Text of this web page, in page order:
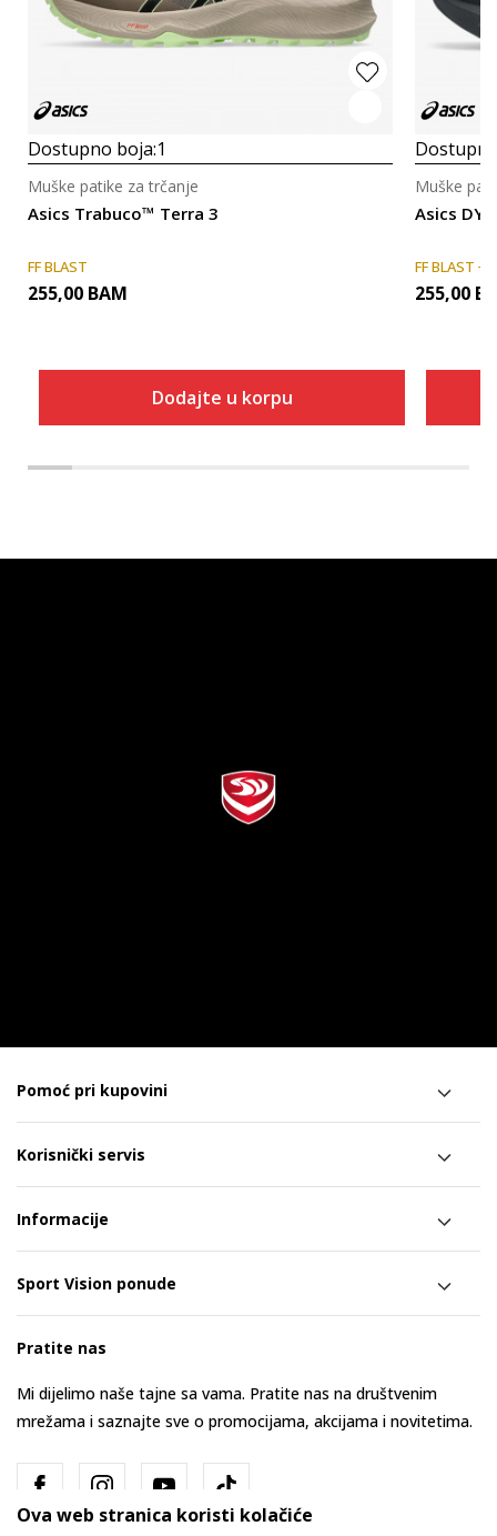
Dostupno boja:1
Asics Trabuco™ Terra 3
Muške patike za trčanje
FF BLAST
255,00 BAM
Dodajte u korpu
Asics
Muške
FF BLAST +
255,00
Pomoć pri kupovini
Korisnički servis
Informacije
Sport Vision ponude
Pratite nas
Mi dijelimo naše tajne sa vama. Pratite nas na društvenim
mrežama i saznajte sve o promocijama, akcijama i novitetima.
Ova web stranica koristi kolačiće